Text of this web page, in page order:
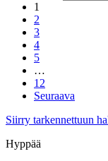
1
2
3
4
5
…
12
Seuraava
Siirry tarkennettuun
Hyppää